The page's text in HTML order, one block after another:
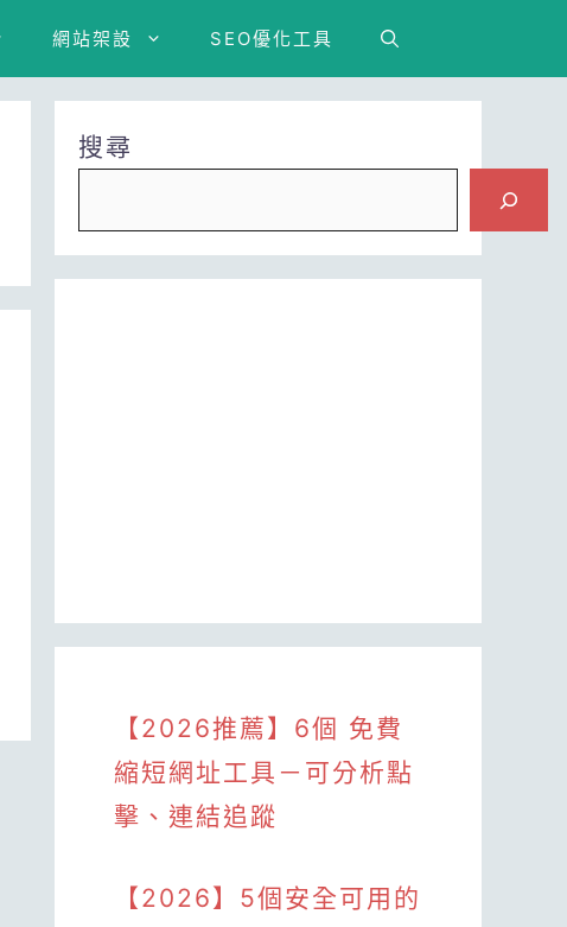
網站架設 SEO優化工具
搜尋
【2026推薦】6個 免費
縮短網址工具－可分析點
擊、連結追蹤
【2026】5個安全可用的